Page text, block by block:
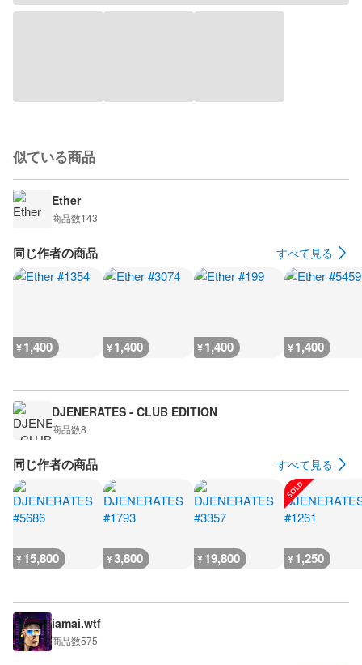
似ている商品
Ether
商品数143
同じ作者の商品 すべて見る
¥1,400 ¥1,400 ¥1,400 ¥1,400
DJENERATES - CLUB EDITION
商品数8
同じ作者の商品 すべて見る
¥15,800 ¥3,800 ¥19,800 ¥1,250
iamai.wtf
商品数575